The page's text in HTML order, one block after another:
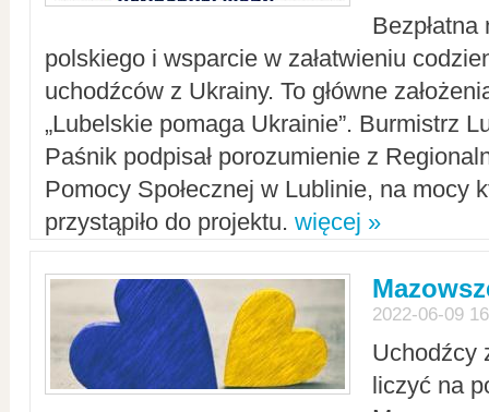
polskiego i wsparcie w załatwieniu
uchodźców z Ukrainy. To główne
„Lubelskie pomaga Ukrainie”. Burmistrz
Paśnik podpisał porozumienie z
Pomocy Społecznej w Lublinie, na mocy
przystąpiło do projektu. więcej »
2022-06-09
Uchodźcy
liczyć na